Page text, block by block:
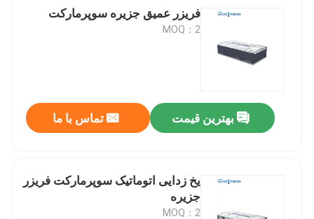
فریزر عمیق جزیره سوپرمارکت
MOQ：2
بهترین قیمت تماس با ما
یخ زدایی اتوماتیک سوپرمارکت فریزر
جزیره
MOQ：2